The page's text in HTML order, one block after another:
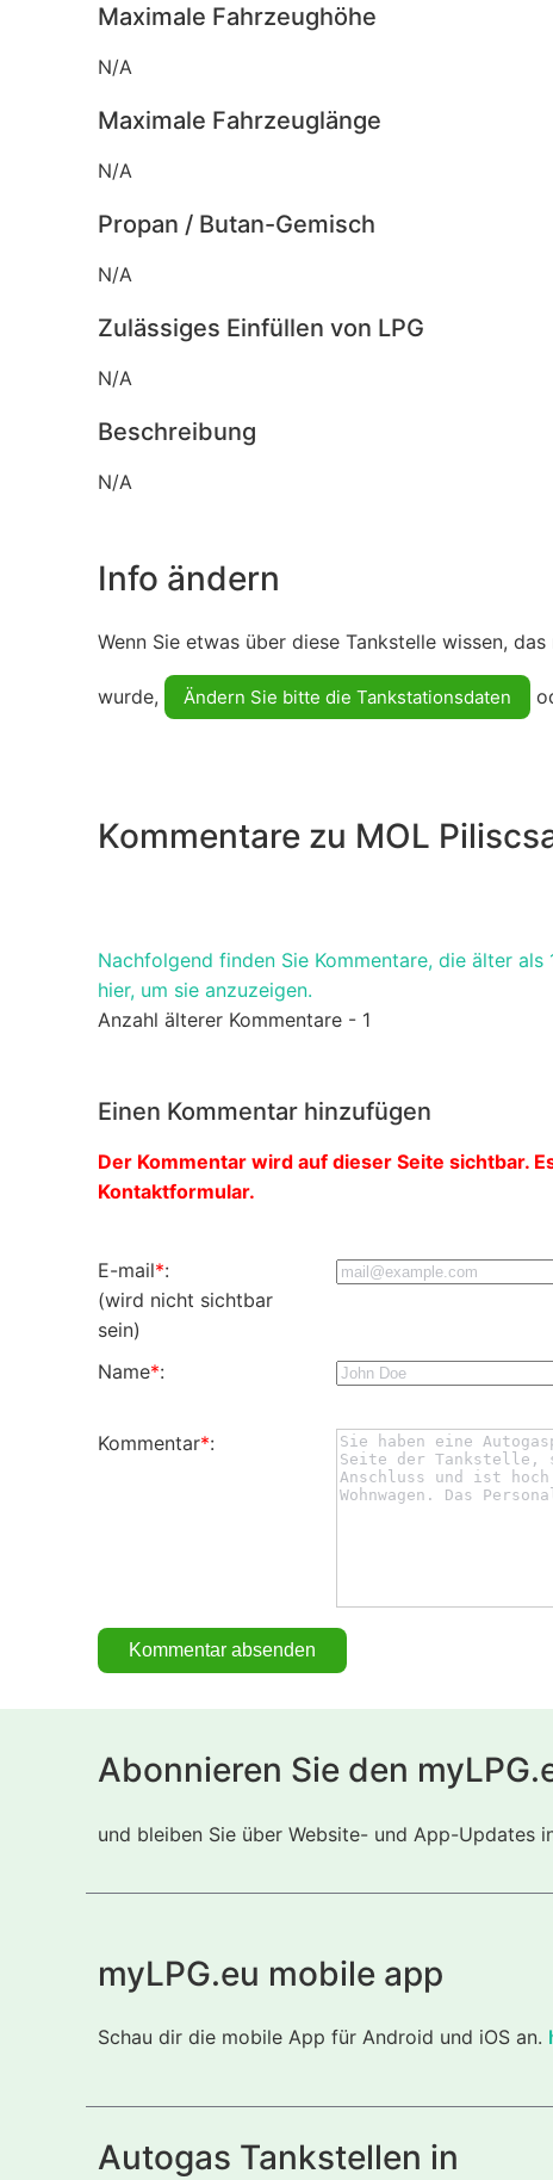
Maximale Fahrzeughöhe
N/A
Maximale Fahrzeuglänge
N/A
Propan / Butan-Gemisch
N/A
Zulässiges Einfüllen von LPG
N/A
Beschreibung
N/A
Info ändern
Wenn Sie etwas über diese Tankstelle wissen,
wurde, Ändern Sie bitte die Tankstationsdaten
Kommentare zu MOL
Nachfolgend finden Sie Kommentare, die älter als
hier, um sie anzuzeigen.
Anzahl älterer Kommentare - 1
Einen Kommentar hinzufügen
Der Kommentar wird auf dieser Seite sichtbar.
Kontaktformular.
E-mail*:
(wird nicht sichtbar
sein)
Name*:
Kommentar*:
Abonnieren Sie den
und bleiben Sie über Website- und App-Updates
myLPG.eu mobile app
Schau dir die mobile App für Android und iOS an.
Autogas Tankstellen in